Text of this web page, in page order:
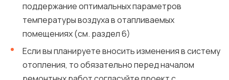
поддержание оптимальных параметров
температуры воздуха в отапливаемых
помещениях (см. раздел 6)
Если вы планируете вносить изменения в систему
отопления, то обязательно перед началом